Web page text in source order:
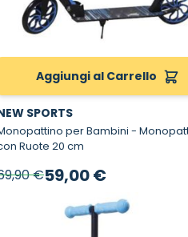
Aggiungi al Carrello
SPORTS
per Bambini - Monopattino
Ruote 20 cm
€Prezzo speciale
59,00 €